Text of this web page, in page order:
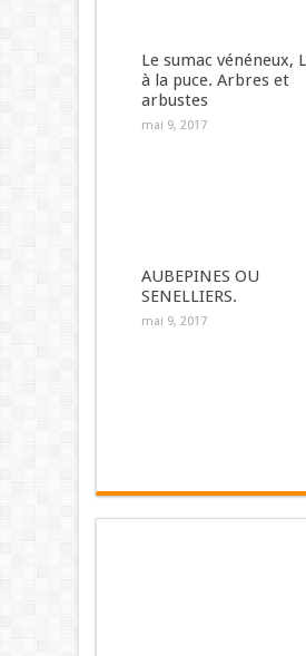
Le sumac vénéneux,
à la puce. Arbres et
arbustes
mai 9, 2017
AUBEPINES OU
SENELLIERS.
mai 9, 2017